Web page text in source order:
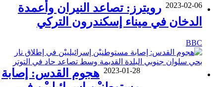
2023-02-06 رويترز: تصاعد النيران وأعمدة
الدخان في ميناء إسكندرون التركي
BBC
2023-01-28 هجوم القدس: إصابة